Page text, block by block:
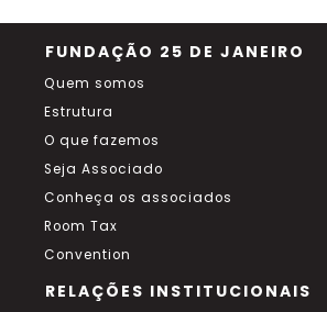
FUNDAÇÃO 25 DE JANEIRO
Quem somos
Estrutura
O que fazemos
Seja Associado
Conheça os associados
Room Tax
Convention
RELAÇÕES INSTITUCIONAIS